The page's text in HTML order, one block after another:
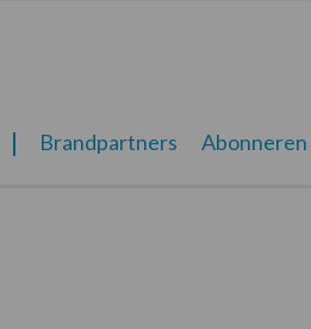
Brandpartners